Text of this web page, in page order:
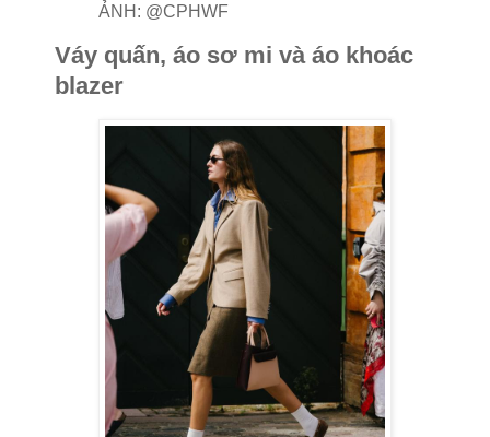
ẢNH: @CPHWF
Váy quấn, áo sơ mi và áo khoác
blazer